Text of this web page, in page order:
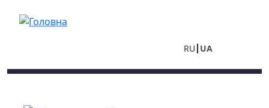
RU UA